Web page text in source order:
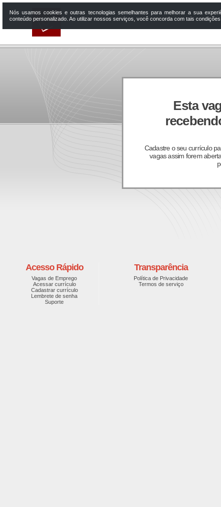
Esta
Cadastre o seu currículo
vagas assim forem
Acesso Rápido
Vagas de Emprego
Acessar currículo
Cadastrar currículo
Lembrete de senha
Suporte
Transparência
Política de Privacidade
Termos de serviço
Nós usamos cookies e outras tecnologias semelhantes para melhorar a sua
conteúdo personalizado. Ao utilizar nossos serviços, você concorda com tais